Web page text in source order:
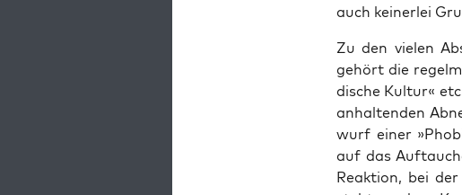
auch kei­ner­lei
Zu den vie­len
gehört die
di­sche Kul­tur«
anhal­ten­den
wurf einer
auf das
Reak­ti­on, bei